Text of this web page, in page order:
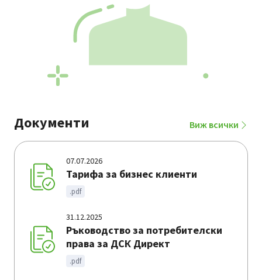
Документи Виж всички
07.07.2026
Тарифа за бизнес клиенти
.pdf
31.12.2025
Ръководство за потребителски
права за ДСК Директ
.pdf